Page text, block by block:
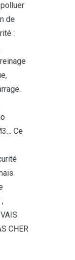
de
:
Ce
CHER